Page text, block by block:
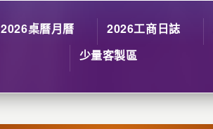
2026桌曆月曆 2026工商日誌
少量客製區